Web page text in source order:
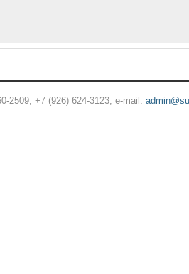
2509, +7 (926) 624-3123, e-mail: